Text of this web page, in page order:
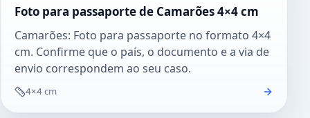
Foto para passaporte de Camarões 4×4 cm
Camarões: Foto para passaporte no formato 4×4
cm. Confirme que o país, o documento e a via de
envio correspondem ao seu caso.
4×4 cm